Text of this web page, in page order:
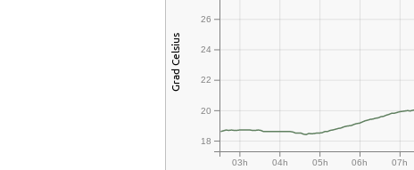
03h 04h 05h 06h 07h
18
20
22
24
26
Grad Celsius